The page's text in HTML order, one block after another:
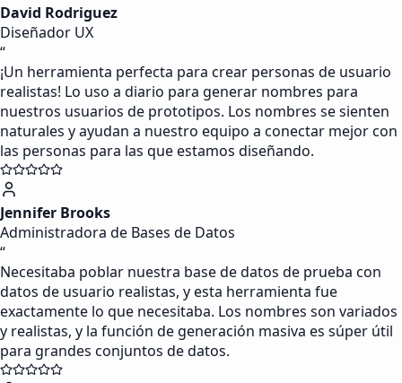
David Rodriguez
Diseñador UX
“
¡Un herramienta perfecta para crear personas de usuario
realistas! Lo uso a diario para generar nombres para
nuestros usuarios de prototipos. Los nombres se sienten
naturales y ayudan a nuestro equipo a conectar mejor con
las personas para las que estamos diseñando.
Jennifer Brooks
Administradora de Bases de Datos
“
Necesitaba poblar nuestra base de datos de prueba con
datos de usuario realistas, y esta herramienta fue
exactamente lo que necesitaba. Los nombres son variados
y realistas, y la función de generación masiva es súper útil
para grandes conjuntos de datos.